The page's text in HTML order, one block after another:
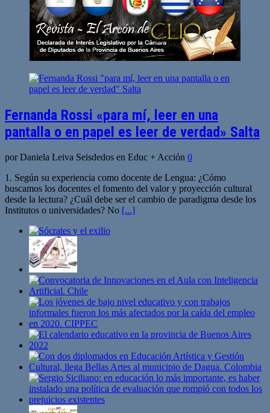
Fernanda Rossi «para mí, leer en una
pantalla o en papel es leer de verdad» Salta
por Daniela Leiva Seisdedos en Educ + Acción 0
1. Según su experiencia como docente de Lengua: ¿Cómo
buscamos los docentes el fomento del valor y proyección cultural
desde la lectura? ¿Cuál debe ser el cambio de paradigma desde los
Institutos o universidades? No [...]